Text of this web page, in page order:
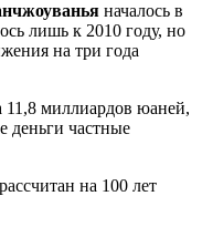
началось в
лишь к 2010 году, но
на три года
11,8 миллиардов юаней,
деньги частные
на 100 лет